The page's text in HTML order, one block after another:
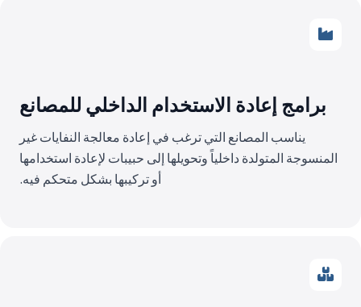
برامج إعادة الاستخدام الداخلي للمصانع
يناسب المصانع التي ترغب في إعادة معالجة النفايات غير
المنسوجة المتولدة داخلياً وتحويلها إلى حبيبات لإعادة استخدامها
أو تركيبها بشكل متحكم فيه.